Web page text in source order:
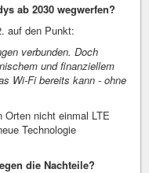
ab 2030 wegwerfen?
auf den Punkt:
verbunden. Doch
und finanziellem
Wi-Fi bereits kann - ohne
Orten nicht einmal LTE
Technologie
die Nachteile?